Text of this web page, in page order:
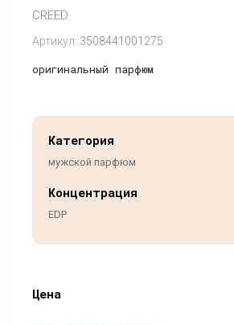
Артикул: 3508441001275
CREED
оригинальный парфюм
Цена
Категория
мужской парфюм
Концентрация
EDP